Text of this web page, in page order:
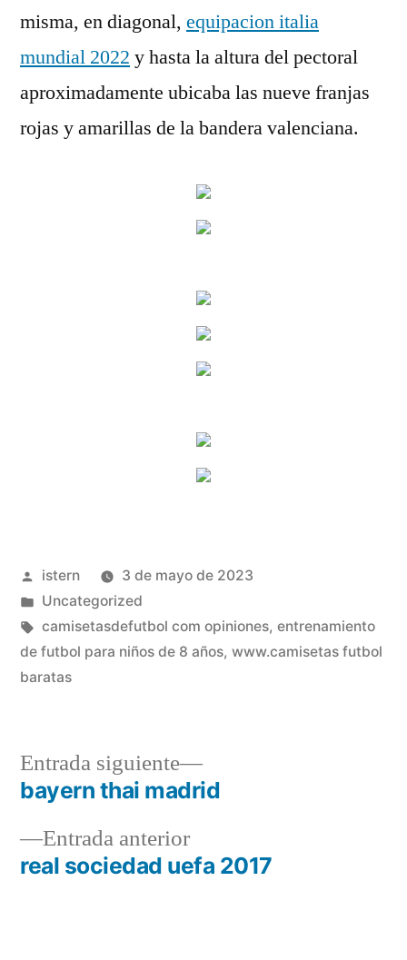
misma, en diagonal, equipacion italia
mundial 2022 y hasta la altura del pectoral
aproximadamente ubicaba las nueve franjas
rojas y amarillas de la bandera valenciana.
Publicado
por
istern
3 de mayo de 2023
Publicado
en
Uncategorized
Etiquetas:
camisetasdefutbol com opiniones, entrenamiento
de futbol para niños de 8 años, www.camisetas futbol
baratas
Navegación
deEntrada anteriorEntrada
anterior:
real sociedad uefa 2017
Entrada siguiente
Entrada
siguiente:
bayern thai madrid